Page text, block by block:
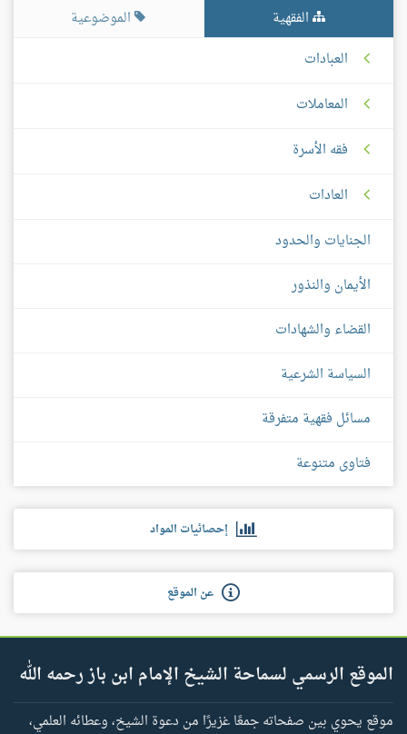
الفقهية
الموضوعية
العبادات
المعاملات
فقه الأسرة
العادات
الجنايات والحدود
الأيمان والنذور
القضاء والشهادات
السياسة الشرعية
مسائل فقهية متفرقة
فتاوى متنوعة
إحصائيات المواد
عن الموقع
الموقع الرسمي لسماحة الشيخ الإمام ابن باز رحمه الله
موقع يحوي بين صفحاته جمعًا غزيرًا من دعوة الشيخ، وعطائه العلمي،